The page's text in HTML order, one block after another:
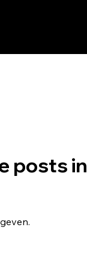
posts in